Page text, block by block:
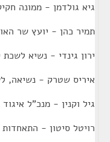
גיא גולדמן - ממונה
תמיר כהן - יועץ שר
ירון גינדי - נשיא לשכת
איריס שטרק - נשיאה,
גיל וקנין - מנכ"ל
רויטל סיטון -